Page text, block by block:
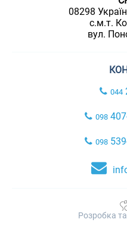
08298
с.м.т.
вул.
044
098
098
Розробка